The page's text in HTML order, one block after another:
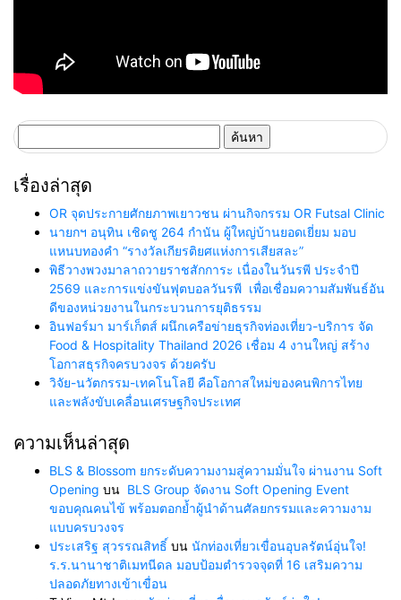
สำหรับ:
เรื่องล่าสุด
OR จุดประกายศักยภาพเยาวชน ผ่านกิจกรรม OR Futsal Clinic
นายกฯ อนุทิน เชิดชู 264 กำนัน ผู้ใหญ่บ้านยอดเยี่ยม มอบ
แหนบทองคำ “รางวัลเกียรติยศแห่งการเสียสละ”
พิธีวางพวงมาลาถวายราชสักการะ เนื่องในวันรพี ประจำปี
2569 และการแข่งขันฟุตบอลวันรพี เพื่อเชื่อมความสัมพันธ์อัน
ดีของหน่วยงานในกระบวนการยุติธรรม
อินฟอร์มา มาร์เก็ตส์ ผนึกเครือข่ายธุรกิจท่องเที่ยว-บริการ จัด
Food & Hospitality Thailand 2026 เชื่อม 4 งานใหญ่ สร้าง
โอกาสธุรกิจครบวงจร ด้วยครับ
วิจัย-นวัตกรรม-เทคโนโลยี คือโอกาสใหม่ของคนพิการไทย
และพลังขับเคลื่อนเศรษฐกิจประเทศ
ความเห็นล่าสุด
BLS & Blossom ยกระดับความงามสู่ความมั่นใจ ผ่านงาน Soft
Opening บน BLS Group จัดงาน Soft Opening Event
ขอบคุณคนไข้ พร้อมตอกย้ำผู้นำด้านศัลยกรรมและความงาม
แบบครบวงจร
ประเสริฐ สุวรรณสิทธิ์ บน นักท่องเที่ยวเขื่อนอุบลรัตน์อุ่นใจ!
ร.ร.นานาชาติเมทนีดล มอบป้อมตำรวจจุดที่ 16 เสริมความ
ปลอดภัยทางเข้าเขื่อน